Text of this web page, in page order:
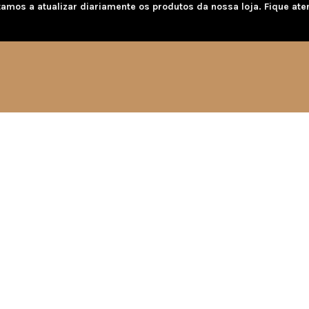
a atualizar diariamente os produtos da nossa loja. Fique